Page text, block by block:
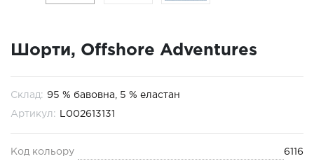
Шорти, Offshore Adventures
Склад: 95 % бавовна, 5 % еластан
Артикул: L002613131
Код кольору 6116